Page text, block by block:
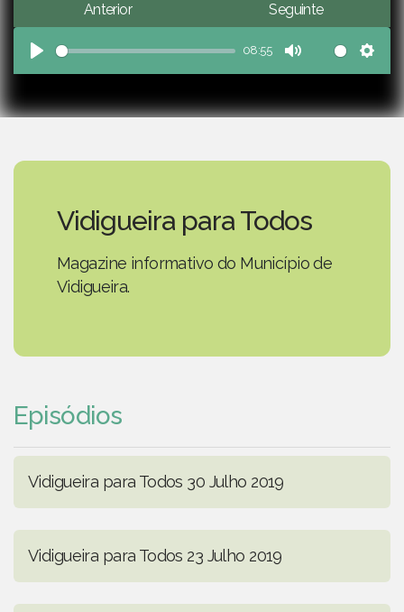
Anterior Seguinte
Play
08:55
Mute
Vidigueira para Todos
Magazine informativo do Município de
Vidigueira.
Episódios
Vidigueira para Todos 30 Julho 2019
Vidigueira para Todos 23 Julho 2019